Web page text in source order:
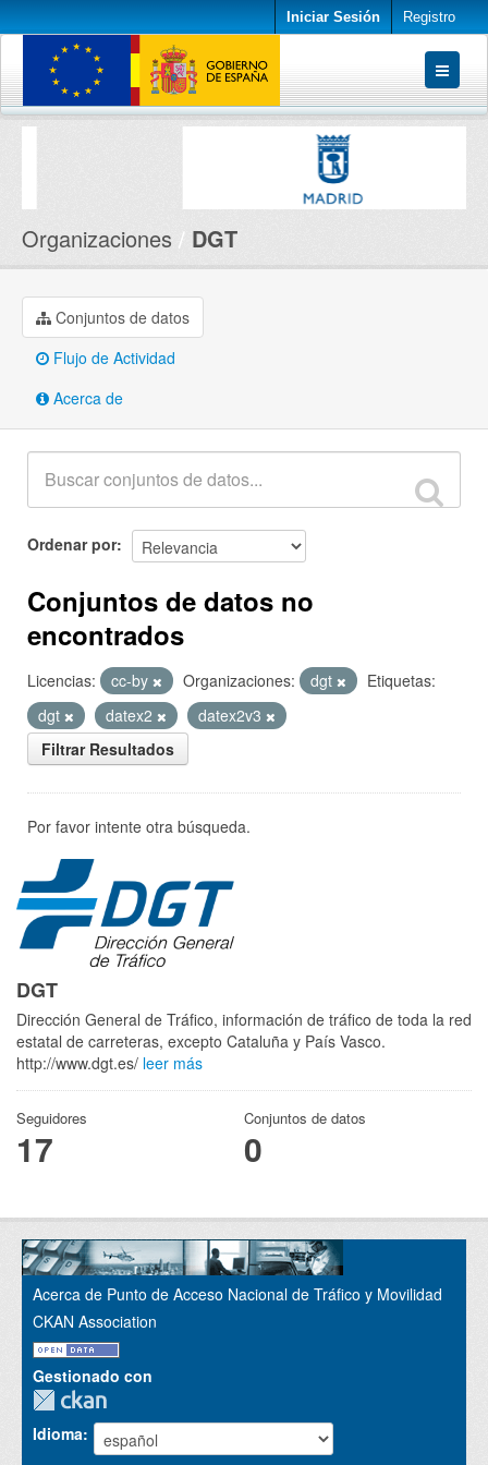
Iniciar Sesión Registro
Conjuntos de datos
Organizaciones DGT
Conjuntos de datos
Flujo de Actividad
Acerca de
Ordenar por
Conjuntos de datos no
encontrados
Licencias: cc-by Organizaciones: dgt
Etiquetas:
dgt
datex2
datex2v3
Filtrar Resultados
Por favor intente otra búsqueda.
DGT
Dirección General de Tráfico, información de tráfico de toda la red
estatal de carreteras, excepto Cataluña y País Vasco.
http://www.dgt.es/ leer más
Seguidores
17
Conjuntos de datos
0
Acerca de Punto de Acceso Nacional de Tráfico y Movilidad
CKAN Association
Gestionado con
Idioma